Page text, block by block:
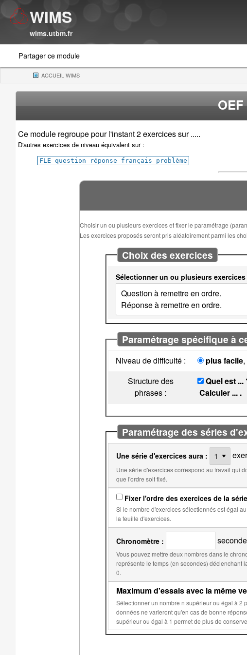
WIMS
wims.utbm.fr
Partager ce module
ACCUEIL WIMS(CURRENT)
Ce module regroupe pour l'instant 2 exercices sur .....
D'autres exercices de niveau équivalent sur :
FLE question réponse français problème
Choisir un ou plusieurs exercices et fixer le paramétrage
Les exercices proposés seront pris aléatoirement parmi les
Choix des exercices
Sélectionner un ou plusieurs exercices
Paramétrage spécifique à
Niveau de difficulté : plus facile,
Structure des
phrases :
Quel est ...
Calculer ... .
Paramétrage des séries
Une série d'exercices aura :
Une série d'exercices correspond au travail qui doit être fait avant l'obtention d'une note. Par défaut, l'ordre des
que l'ordre soit fixé.
Fixer l'ordre des exercices de la
Si le nombre d'exercices sélectionnés est égal au nombre d'exercices dans la série, il sera
la feuille d'exercices.
Chronomètre :
Vous pouvez mettre deux nombres dans le
représente le temps (en secondes) déclenchant la réduction du score. Le second, par défaut égal au premier,
0.
Maximum d'essais avec la même
Sélectionner un nombre n supérieur ou égal à 2 permet d'éviter que les données aléatoires de la série d'exercices ne
données ne varieront qu'en cas de bonne réponse ou après n essais sur cette série. Pour